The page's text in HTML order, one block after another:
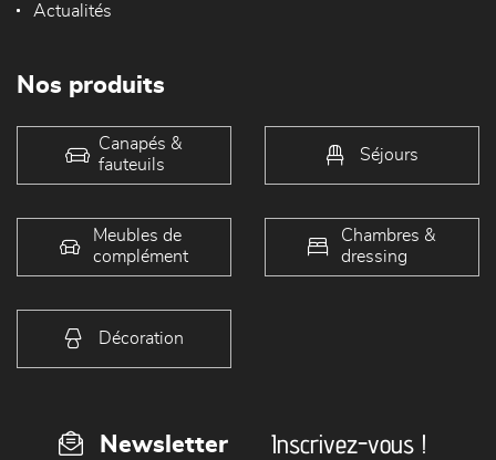
Actualités
Nos produits
Canapés &
fauteuils
Séjours
Meubles de
complément
Chambres &
dressing
Décoration
Newsletter Inscrivez-vous !